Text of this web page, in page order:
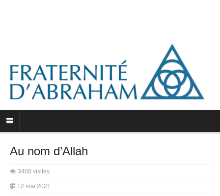
Au nom d’Allah
3400 visites
12 mai 2021